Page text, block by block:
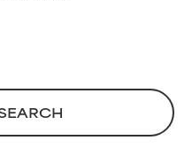
con
la piel. Su
con
la piel. Su